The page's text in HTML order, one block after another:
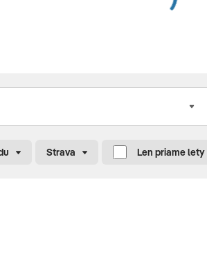
Strava Len priame lety